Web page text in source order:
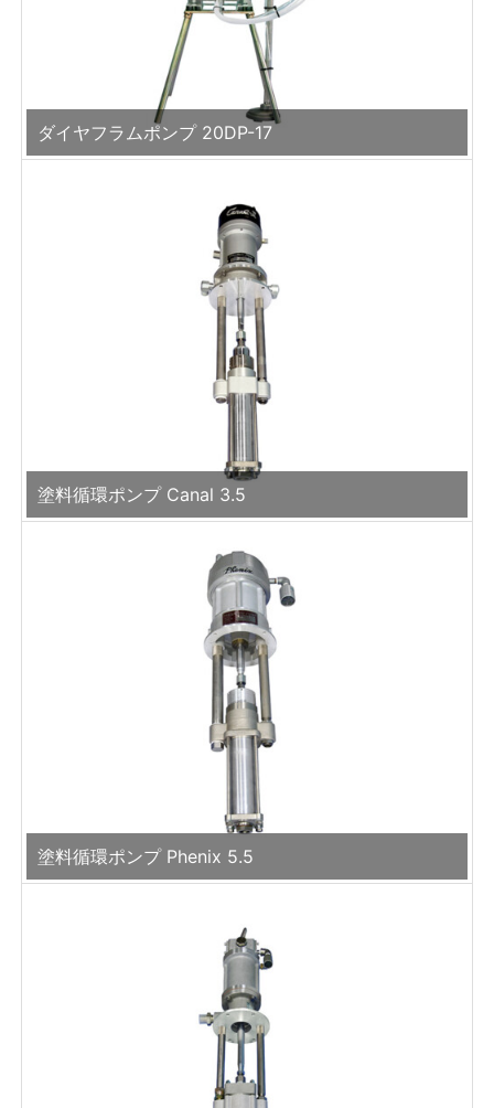
ダイヤフラムポンプ 20DP-17
塗料循環ポンプ Canal 3.5
塗料循環ポンプ Phenix 5.5